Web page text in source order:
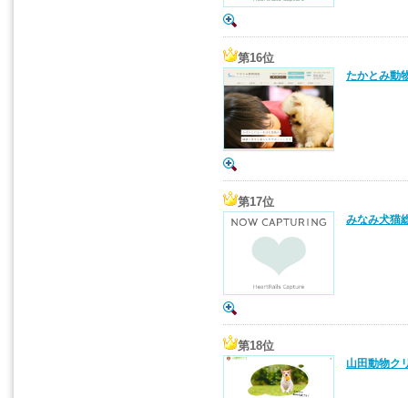
第16位
たかとみ動
第17位
みなみ犬猫
第18位
山田動物ク